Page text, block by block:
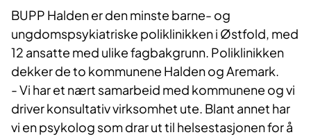
BUPP Halden er den minste barne- og
ungdomspsykiatriske poliklinikken i Østfold, med
12 ansatte med ulike fagbakgrunn. Poliklinikken
dekker de to kommunene Halden og Aremark.
- Vi har et nært samarbeid med kommunene og vi
driver konsultativ virksomhet ute. Blant annet har
vi en psykolog som drar ut til helsestasjonen for å